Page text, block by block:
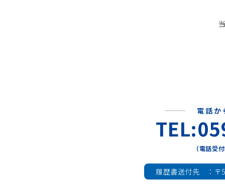
電話か
（電話受
履歴書送付先 ： 〒